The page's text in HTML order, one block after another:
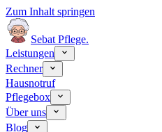
Zum Inhalt springen
Sebat Pflege.
Leistungen
Rechner
Hausnotruf
Pflegebox
Über uns
Blog